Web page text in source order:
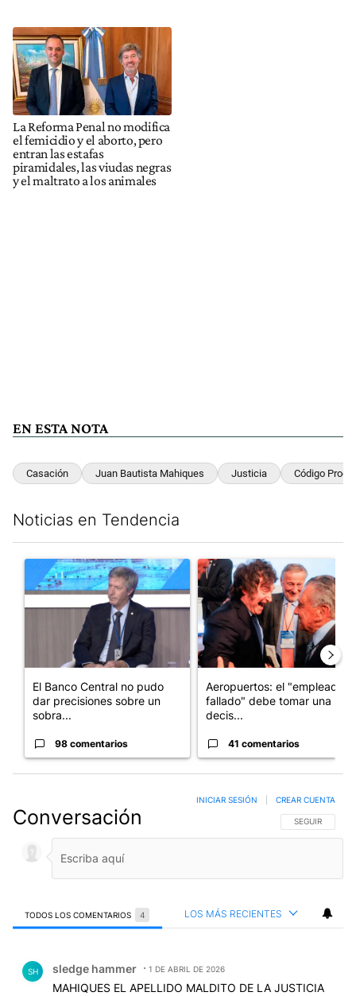
La Reforma Penal no modifica
el femicidio y el aborto, pero
entran las estafas
piramidales, las viudas negras
y el maltrato a los animales
EN ESTA NOTA
Casación Juan Bautista Mahiques Justicia Código
Noticias en Tendencia
Un artículo de tendencia con el título "El Banco Central no
El Banco Central no pudo
dar precisiones sobre un
sobra...
98 comentarios
Un artículo de tendencia con
Aeropuertos: el "empleado
fallado" debe tomar una
decis...
41 comentarios
Conversación SIGA ESTA
SEGUIR
INICIAR SESIÓN CREAR CUENTA
TODOS LOS COMENTARIOS 4 LOS MÁS RECIENTES
SH sledge hammer 1 DE ABRIL DE 2026
MAHIQUES EL APELLIDO MALDITO DE LA JUSTICIA